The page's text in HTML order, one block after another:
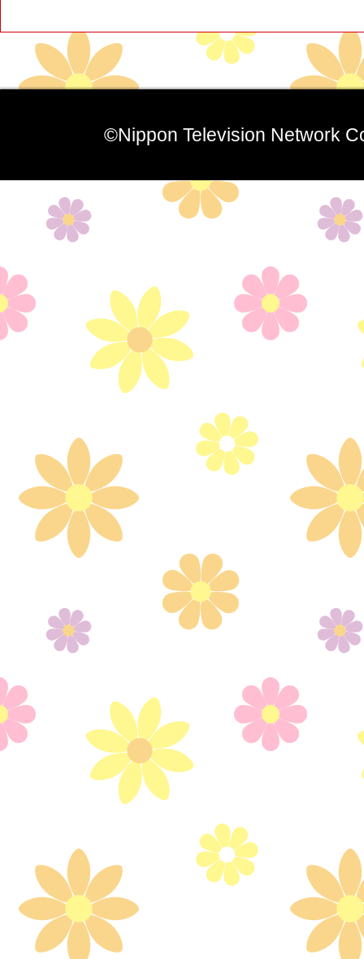
©Nippon Television Network